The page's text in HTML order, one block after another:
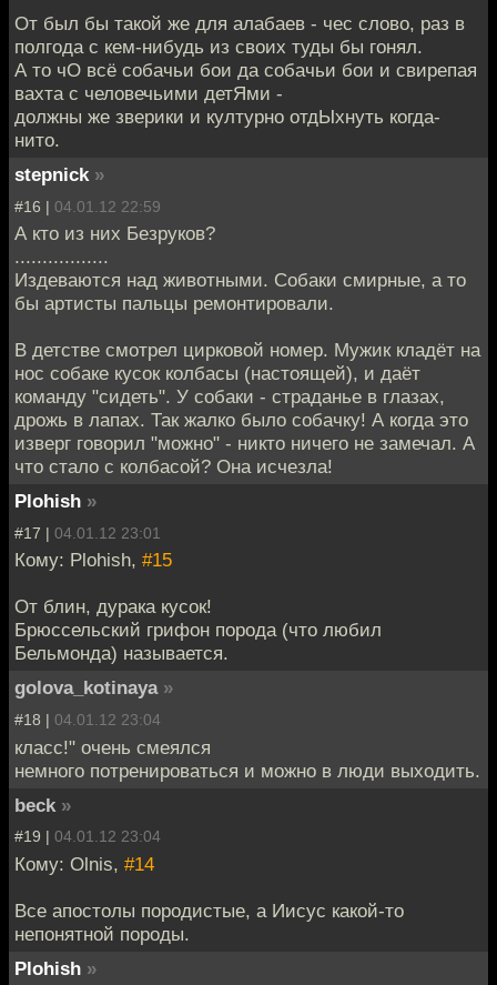
От был бы такой же для алабаев - чес слово, раз в
полгода с кем-нибудь из своих туды бы гонял.
А то чО всё собачьи бои да собачьи бои и свирепая
вахта с человечьими детЯми -
должны же зверики и културно отдЫхнуть когда-
нито.
stepnick »
#16 | 04.01.12 22:59
А кто из них Безруков?
.................
Издеваются над животными. Собаки смирные, а то
бы артисты пальцы ремонтировали.
В детстве смотрел цирковой номер. Мужик кладёт на
нос собаке кусок колбасы (настоящей), и даёт
команду "сидеть". У собаки - страданье в глазах,
дрожь в лапах. Так жалко было собачку! А когда это
изверг говорил "можно" - никто ничего не замечал. А
что стало с колбасой? Она исчезла!
Plohish »
#17 | 04.01.12 23:01
Кому: Plohish, #15
От блин, дурака кусок!
Брюссельский грифон порода (что любил
Бельмонда) называется.
golova_kotinaya »
#18 | 04.01.12 23:04
класс!" очень смеялся
немного потренироваться и можно в люди выходить.
beck »
#19 | 04.01.12 23:04
Кому: Olnis, #14
Все апостолы породистые, а Иисус какой-то
непонятной породы.
Plohish »